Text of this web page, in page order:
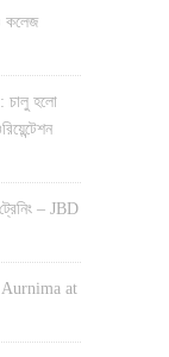
কলেজ
চালু হলো
– JBD
at